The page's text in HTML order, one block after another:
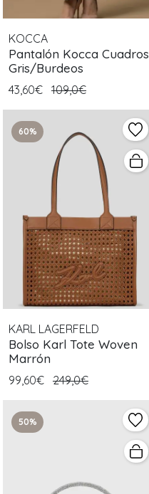
KOCCA
Pantalón Kocca Cuadros
Gris/Burdeos
43,60€ 109,0€
60%
KARL LAGERFELD
Bolso Karl Tote Woven
Marrón
99,60€ 249,0€
50%